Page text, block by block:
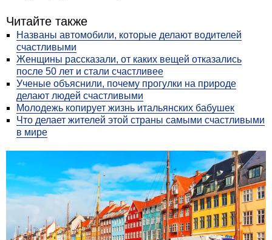
Читайте также
Названы автомобили, которые делают водителей
счастливыми
Женщины рассказали, от каких вещей отказались
после 50 лет и стали счастливее
Ученые объяснили, почему прогулки на природе
делают людей счастливыми
Молодежь копирует жизнь итальянских бабушек
Что делает жителей этой страны самыми счастливыми
в мире